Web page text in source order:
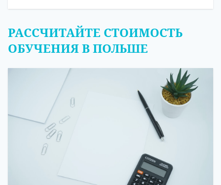
РАССЧИТАЙТЕ СТОИМОСТЬ
ОБУЧЕНИЯ В ПОЛЬШЕ